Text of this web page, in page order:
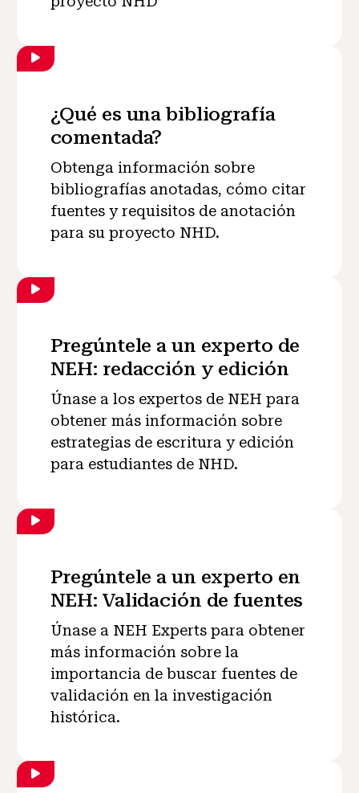
¿Qué es una bibliografía
comentada?
Obtenga información sobre
bibliografías anotadas, cómo citar
fuentes y requisitos de anotación
para su proyecto NHD.
Pregúntele a un experto de
NEH: redacción y edición
Únase a los expertos de NEH para
obtener más información sobre
estrategias de escritura y edición
para estudiantes de NHD.
Pregúntele a un experto en
NEH: Validación de fuentes
Únase a NEH Experts para obtener
más información sobre la
importancia de buscar fuentes de
validación en la investigación
histórica.